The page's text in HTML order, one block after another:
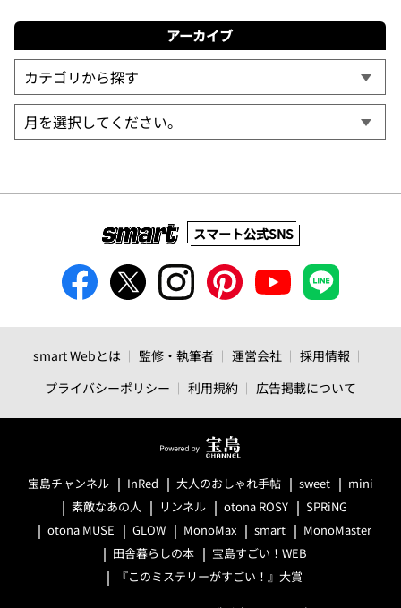
アーカイブ
スマート公式SNS
smart Webとは 監修・執筆者 運営会社
採用情報
プライバシーポリシー
利用規約 広告掲載について
宝島チャンネル InRed 大人のおしゃれ手帖 sweet
mini
素敵なあの人
リンネル otona ROSY
SPRiNG
otona MUSE
GLOW MonoMax smart
MonoMaster
田舎暮らしの本
宝島すごい！WEB
『このミステリーがすごい！』大賞